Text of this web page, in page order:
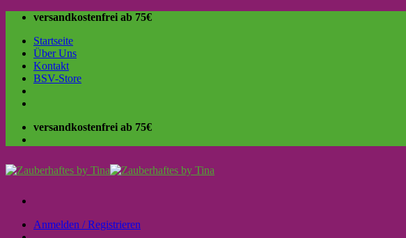
Skip
content
versandkostenfrei ab 75€
Startseite
Über Uns
Kontakt
BSV-Store
versandkostenfrei ab 75€
Anmelden / Registrieren